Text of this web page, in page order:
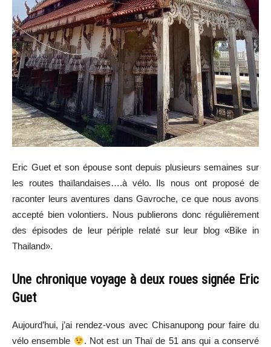
Eric Guet et son épouse sont depuis plusieurs semaines sur
les routes thaïlandaises….à vélo. Ils nous ont proposé de
raconter leurs aventures dans Gavroche, ce que nous avons
accepté bien volontiers. Nous publierons donc régulièrement
des épisodes de leur périple relaté sur leur blog «Bike in
Thailand».
Une chronique voyage à deux roues signée Eric
Guet
Aujourd’hui, j’ai rendez-vous avec Chisanupong pour faire du
vélo ensemble
. Not est un Thaï de 51 ans qui a conservé